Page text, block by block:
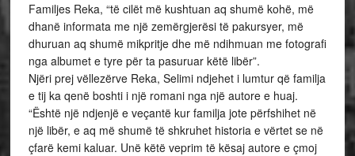
Familjes Reka, “të cilët më kushtuan aq shumë kohë, më
dhanë informata me një zemërgjerësi të pakursyer, më
dhuruan aq shumë mikpritje dhe më ndihmuan me fotografi
nga albumet e tyre për ta pasuruar këtë libër”.
Njëri prej vëllezërve Reka, Selimi ndjehet i lumtur që familja
e tij ka qenë boshti i një romani nga një autore e huaj.
“Është një ndjenjë e veçantë kur familja jote përfshihet në
një libër, e aq më shumë të shkruhet historia e vërtet se në
çfarë kemi kaluar. Unë këtë veprim të kësaj autore e çmoj